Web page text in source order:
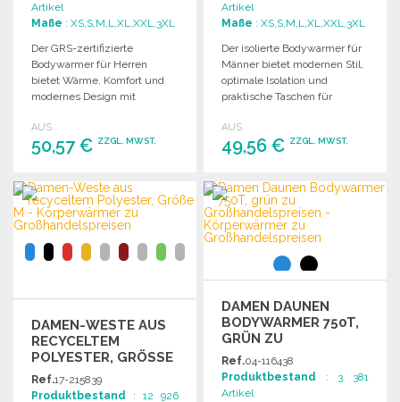
Artikel
Maße : XS,S,M,L,XL,XXL,3XL
Der GRS-zertifizierte
Bodywarmer für Herren
bietet Wärme, Komfort und
modernes Design mit
verstellbaren Funktionen.
AUS
50,57 € ZZGL. MWST.
BESTELLEN
Angebot anfordern
Artikel
Maße : XS,S,M,L,XL,XXL,3XL
Der isolierte Bodywarmer für
Männer bietet modernen Stil,
optimale Isolation und
praktische Taschen für
Freien.
AUS
49,56 € ZZGL. MWST.
BESTELLEN
Angebot anfordern
DAMEN-WESTE AUS
RECYCELTEM
POLYESTER, GRÖSSE M
ZU G
ROSSHANDELSPREISEN
Ref.17-215839
Produktbestand : 12 926
DAMEN DAUNEN
BODYWARMER 750T,
GRÜN ZU
GROSSHANDELSPREISEN
Ref.04-116438
Produktbestand : 3 381
Artikel